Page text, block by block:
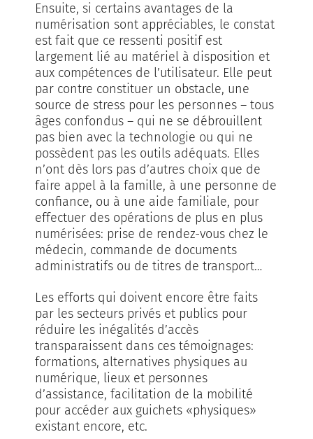
Ensuite, si certains avantages de la
numérisation sont appréciables, le constat
est fait que ce ressenti positif est
largement lié au matériel à disposition et
aux compétences de l’utilisateur. Elle peut
par contre constituer un obstacle, une
source de stress pour les personnes – tous
âges confondus – qui ne se débrouillent
pas bien avec la technologie ou qui ne
possèdent pas les outils adéquats. Elles
n’ont dès lors pas d’autres choix que de
faire appel à la famille, à une personne de
confiance, ou à une aide familiale, pour
effectuer des opérations de plus en plus
numérisées: prise de rendez-vous chez le
médecin, commande de documents
administratifs ou de titres de transport…
Les efforts qui doivent encore être faits
par les secteurs privés et publics pour
réduire les inégalités d’accès
transparaissent dans ces témoignages:
formations, alternatives physiques au
numérique, lieux et personnes
d’assistance, facilitation de la mobilité
pour accéder aux guichets «physiques»
existant encore, etc.